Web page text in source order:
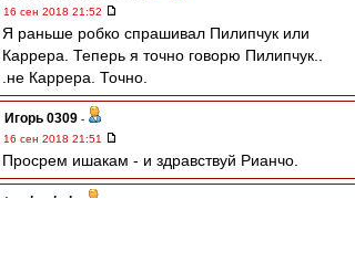
16 сен 2018 21:52
Я раньше робко спрашивал Пилипчук или
Каррера. Теперь я точно говорю Пилипчук..
.не Каррера. Точно.
Игорь 0309 -
16 сен 2018 21:51
Просрем ишакам - и здравствуй Рианчо.
traubenbah